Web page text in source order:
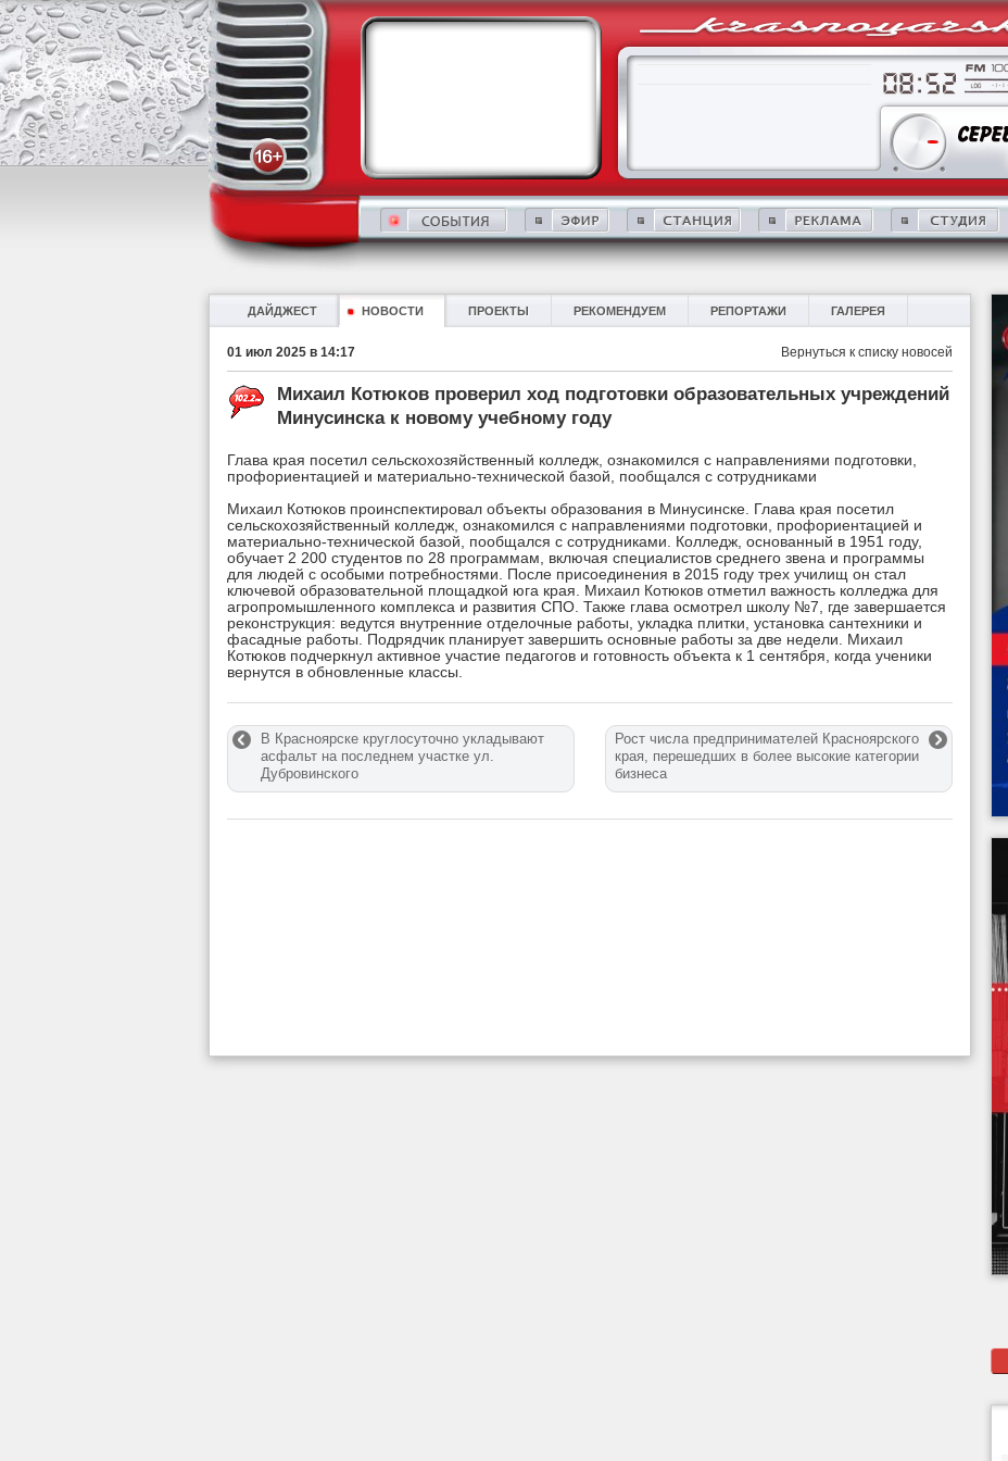
ДАЙДЖЕСТ НОВОСТИ ПРОЕКТЫ РЕКОМЕНДУЕМ РЕПОРТАЖИ ГАЛЕРЕЯ
01 июл 2025 в 14:17 Вернуться к списку новосей
Михаил Котюков проверил ход подготовки образовательных учреждений
Минусинска к новому учебному году
Глава края посетил сельскохозяйственный колледж, ознакомился с направлениями подготовки,
профориентацией и материально-технической базой, пообщался с сотрудниками
Михаил Котюков проинспектировал объекты образования в Минусинске. Глава края посетил
сельскохозяйственный колледж, ознакомился с направлениями подготовки, профориентацией и
материально-технической базой, пообщался с сотрудниками. Колледж, основанный в 1951 году,
обучает 2 200 студентов по 28 программам, включая специалистов среднего звена и программы
для людей с особыми потребностями. После присоединения в 2015 году трех училищ он стал
ключевой образовательной площадкой юга края. Михаил Котюков отметил важность колледжа для
агропромышленного комплекса и развития СПО. Также глава осмотрел школу №7, где завершается
реконструкция: ведутся внутренние отделочные работы, укладка плитки, установка сантехники и
фасадные работы. Подрядчик планирует завершить основные работы за две недели. Михаил
Котюков подчеркнул активное участие педагогов и готовность объекта к 1 сентября, когда ученики
вернутся в обновленные классы.
В Красноярске круглосуточно укладывают
асфальт на последнем участке ул.
Дубровинского
Рост числа предпринимателей Красноярского
края, перешедших в более высокие категории
бизнеса